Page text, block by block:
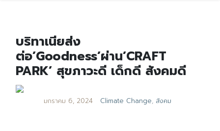
บริทาเนียส่ง
ต่อ’Goodness’ผ่าน’CRAFT
PARK’ สุขภาวะดี เด็กดี สังคมดี
มกราคม 6, 2024 Climate Change, สังคม